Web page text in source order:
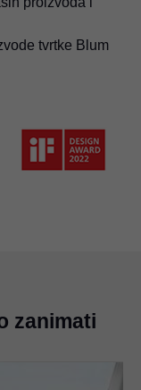
tvrtke Blum
zanimati